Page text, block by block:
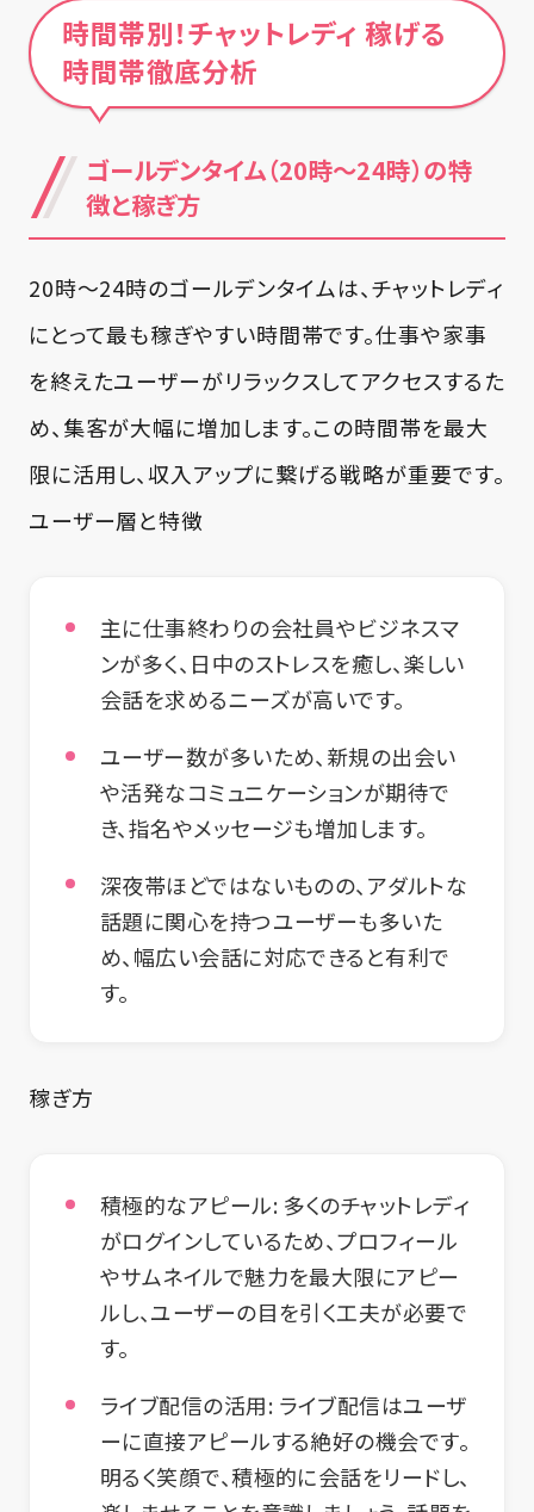
時間帯別！チャットレディ 稼げる
時間帯徹底分析
ゴールデンタイム（20時～24時）の特
徴と稼ぎ方
20時～24時のゴールデンタイムは、チャットレディ
にとって最も稼ぎやすい時間帯です。仕事や家事
を終えたユーザーがリラックスしてアクセスするた
め、集客が大幅に増加します。この時間帯を最大
限に活用し、収入アップに繋げる戦略が重要です。
ユーザー層と特徴
主に仕事終わりの会社員やビジネスマ
ンが多く、日中のストレスを癒し、楽しい
会話を求めるニーズが高いです。
ユーザー数が多いため、新規の出会い
や活発なコミュニケーションが期待で
き、指名やメッセージも増加します。
深夜帯ほどではないものの、アダルトな
話題に関心を持つユーザーも多いた
め、幅広い会話に対応できると有利で
す。
稼ぎ方
積極的なアピール: 多くのチャットレディ
がログインしているため、プロフィール
やサムネイルで魅力を最大限にアピー
ルし、ユーザーの目を引く工夫が必要で
す。
ライブ配信の活用: ライブ配信はユーザ
ーに直接アピールする絶好の機会です。
明るく笑顔で、積極的に会話をリードし、